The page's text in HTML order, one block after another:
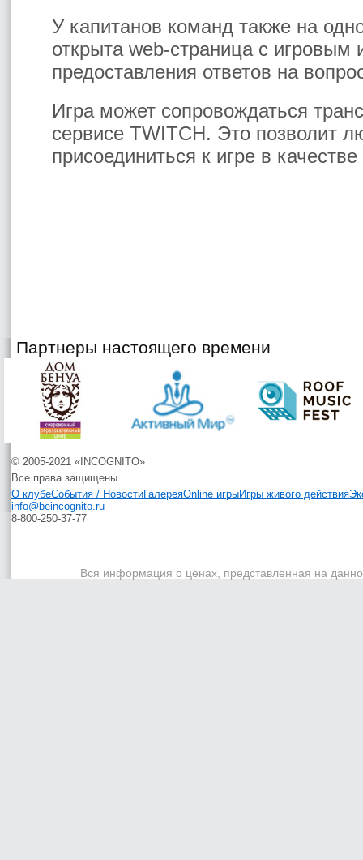
У капитанов команд также на
открыта web-страница с
предоставления ответов на
Игра может сопровождаться
сервисе TWITCH. Это позволит
присоединиться к игре в
Партнеры настоящего времени
© 2005-2021 «INCOGNITO»
Все права защищены.
О клубеСобытия / НовостиГалереяOnline игрыИгры живого действия
info@beincognito.ru
8-800-250-37-77
Вся информация о ценах, представленная на